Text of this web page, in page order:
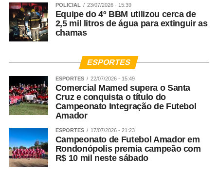
POLICIAL 23/07/2026 - 15:39
Equipe do 4º BBM utilizou cerca de
2,5 mil litros de água para extinguir as
chamas
ESPORTES
ESPORTES 22/07/2026 - 15:49
Comercial Mamed supera o Santa
Cruz e conquista o título do
Campeonato Integração de Futebol
Amador
ESPORTES 17/07/2026 - 21:23
Campeonato de Futebol Amador em
Rondonópolis premia campeão com
R$ 10 mil neste sábado